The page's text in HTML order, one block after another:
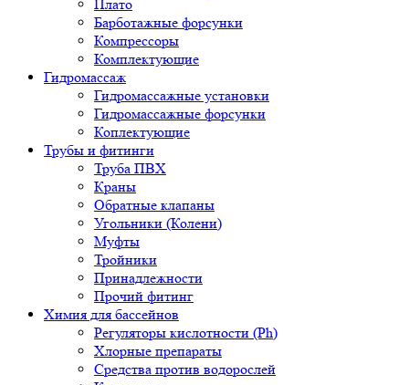
Плато
Барботажные форсунки
Компрессоры
Комплектующие
Гидромассаж
Гидромассажные установки
Гидромассажные форсунки
Коплектующие
Трубы и фитинги
Труба ПВХ
Краны
Обратные клапаны
Угольники (Колени)
Муфты
Тройники
Принадлежности
Прочий фитинг
Химия для бассейнов
Регуляторы кислотности (Ph)
Хлорные препараты
Средства против водорослей